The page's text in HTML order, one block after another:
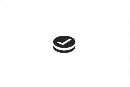
Cărți după tipologie